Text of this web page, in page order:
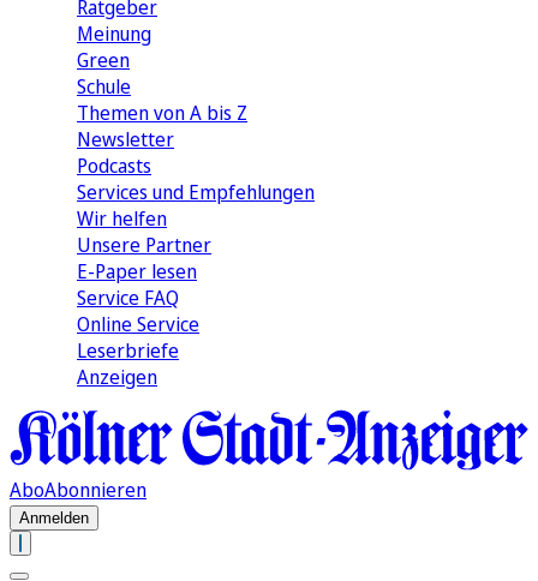
Ratgeber
Meinung
Green
Schule
Themen von A bis Z
Newsletter
Podcasts
Services und Empfehlungen
Wir helfen
Unsere Partner
E-Paper lesen
Service FAQ
Online Service
Leserbriefe
Anzeigen
AboAbonnieren
Anmelden